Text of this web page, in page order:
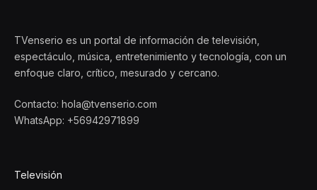
TVenserio es un portal de información de televisión,
espectáculo, música, entretenimiento y tecnología, con un
enfoque claro, crítico, mesurado y cercano.
Contacto: hola@tvenserio.com
WhatsApp: +56942971899
Televisión